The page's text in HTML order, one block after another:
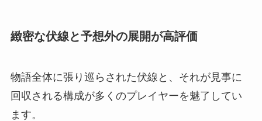
緻密な伏線と予想外の展開が高評価
物語全体に張り巡らされた伏線と、それが見事に
回収される構成が多くのプレイヤーを魅了してい
ます。